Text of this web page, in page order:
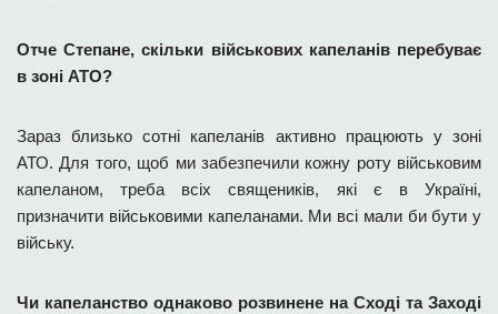
Отче Степане, скільки військових капеланів перебуває
в зоні АТО?
Зараз близько сотні капеланів активно працюють у зоні
АТО. Для того, щоб ми забезпечили кожну роту військовим
капеланом, треба всіх священиків, які є в Україні,
призначити військовими капеланами. Ми всі мали би бути у
війську.
Чи капеланство однаково розвинене на Сході та Заході